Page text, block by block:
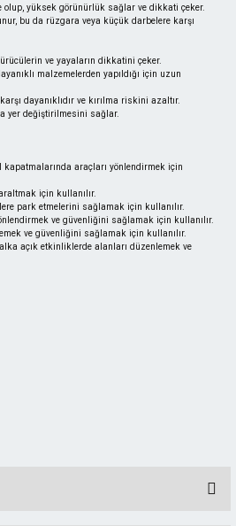
olup, yüksek görünürlük sağlar ve dikkati çeker.
bu da rüzgara veya küçük darbelere karşı
ve yayaların dikkatini çeker.
malzemelerden yapıldığı için uzun
dayanıklıdır ve kırılma riskini azaltır.
yer değiştirilmesini sağlar.
kapatmalarında araçları yönlendirmek için
için kullanılır.
park etmelerini sağlamak için kullanılır.
ve güvenliğini sağlamak için kullanılır.
ve güvenliğini sağlamak için kullanılır.
açık etkinliklerde alanları düzenlemek ve